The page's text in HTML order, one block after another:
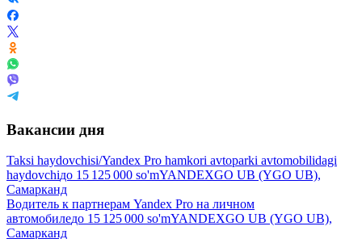
Вакансии дня
Taksi haydovchisi/Yandex Pro hamkori avtoparki avtomobilidagi
haydovchiдо 15 125 000 so'mYANDEXGO UB (YGO UB),
Самарканд
Водитель к партнерам Yandex Pro на личном
автомобиледо 15 125 000 so'mYANDEXGO UB (YGO UB),
Самарканд